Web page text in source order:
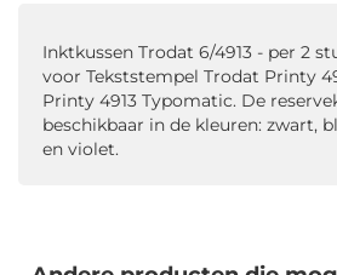
Inktkussen Trodat 6/4913 - per 2
voor Tekststempel Trodat Printy
Printy 4913 Typomatic. De
beschikbaar in de kleuren: zwart,
en violet.